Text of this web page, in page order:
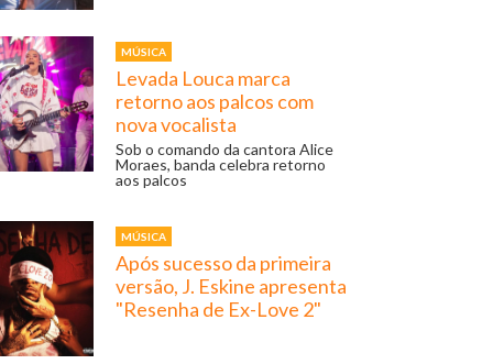
MÚSICA
Levada Louca marca
retorno aos palcos com
nova vocalista
Sob o comando da cantora Alice
Moraes, banda celebra retorno
aos palcos
MÚSICA
Após sucesso da primeira
versão, J. Eskine apresenta
"Resenha de Ex-Love 2"